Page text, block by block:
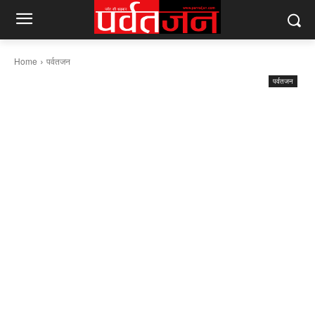
Home पर्वतजन
पर्वतजन